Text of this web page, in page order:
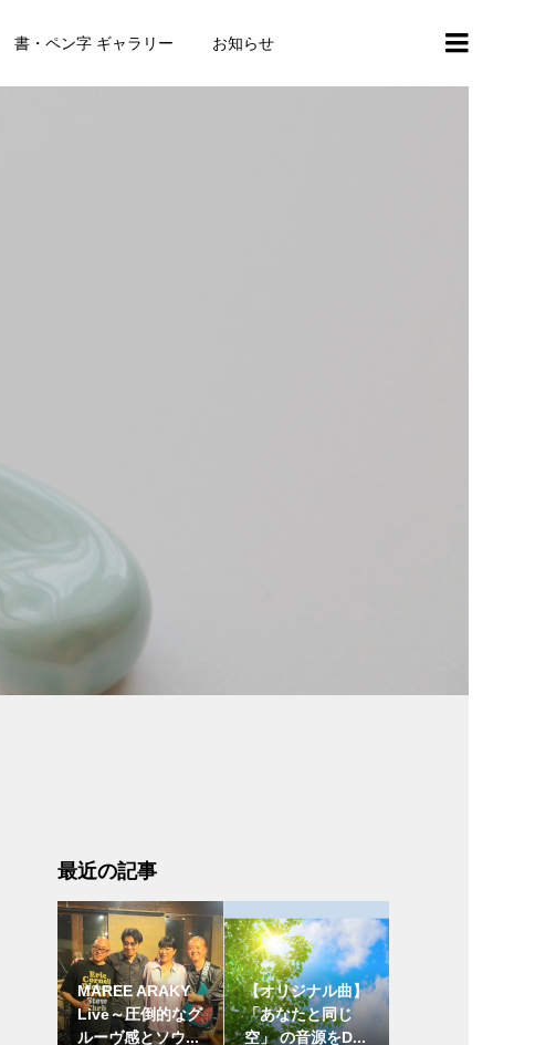
書・ペン字 ギャラリー お知らせ
最近の記事
MAREE ARAKY
Live～圧倒的なグ
ルーヴ感とソウ...
【オリジナル曲】
「あなたと同じ
空」 の音源をD...